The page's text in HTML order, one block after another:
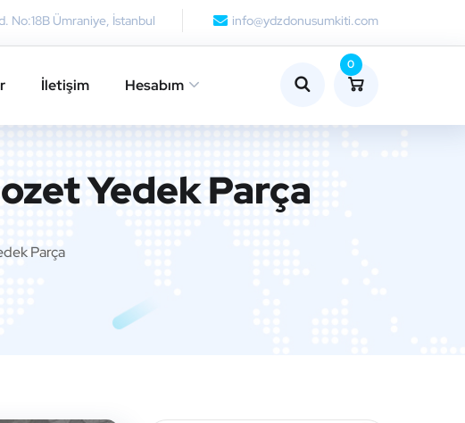
No:18B Ümraniye, İstanbul info@ydzdonusumkiti.com
İletişim Hesabım
0
Yedek Parça
Parça